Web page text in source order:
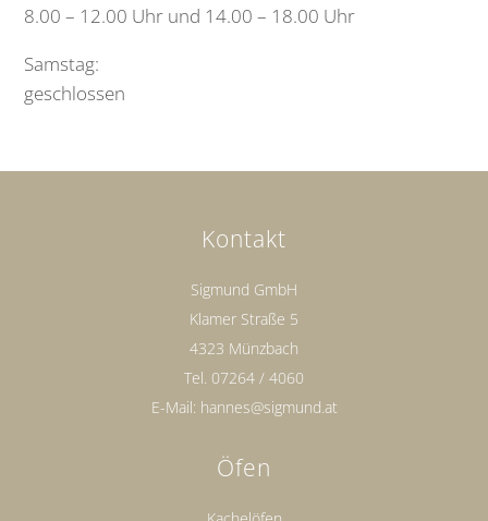
8.00 – 12.00 Uhr und 14.00 – 18.00 Uhr
Samstag:
geschlossen
Kontakt
Sigmund GmbH
Klamer Straße 5
4323 Münzbach
Tel. 07264 / 4060
E-Mail: hannes@sigmund.at
Öfen